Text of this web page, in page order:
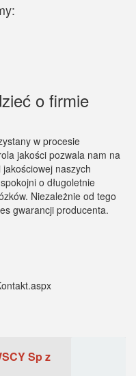
o firmie
w procesie
jakości pozwala nam na
naszych
o długoletnie
Niezależnie od tego
gwarancji producenta.
Sp z